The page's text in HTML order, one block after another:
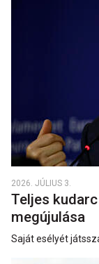
2026. JÚLIUS 3.
Teljes
megújulása
Saját esélyét